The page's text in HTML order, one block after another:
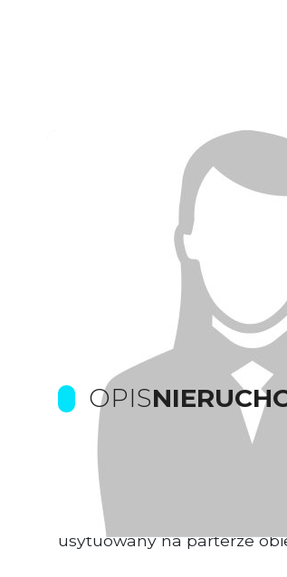
OPIS
Prowizje pokrywa
Lokal biurowo -usługowo-
usytuowany na parterze